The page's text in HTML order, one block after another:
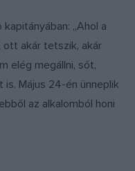
„Ahol a
akár tetszik, akár
elég megállni, sőt,
Május 24-én ünneplik
az alkalomból honi